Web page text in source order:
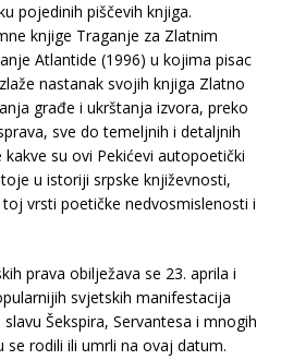
pojedinih piščevih knjiga.
knjige Traganje za Zlatnim
Atlantide (1996) u kojima pisac
nastanak svojih knjiga Zlatno
građe i ukrštanja izvora, preko
sve do temeljnih i detaljnih
su ovi Pekićevi autopoetički
u istoriji srpske književnosti,
vrsti poetičke nedvosmislenosti i
prava obilježava se 23. aprila i
svjetskih manifestacija
Šekspira, Servantesa i mnogih
se rodili ili umrli na ovaj datum.